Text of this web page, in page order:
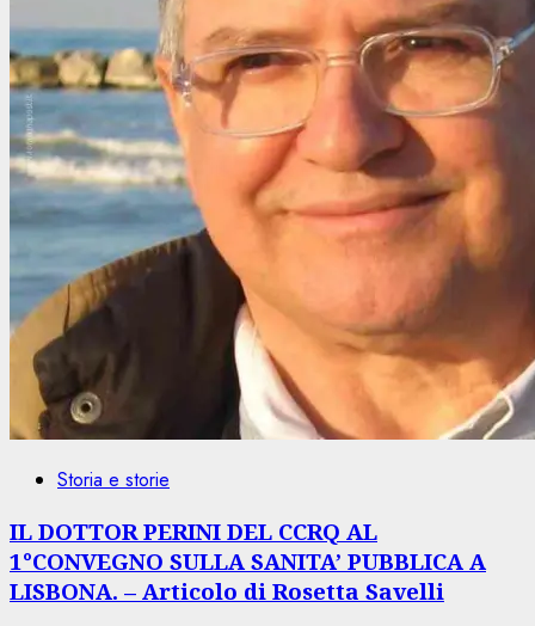
Storia e storie
IL DOTTOR PERINI DEL CCRQ AL
1°CONVEGNO SULLA SANITA’ PUBBLICA A
LISBONA. – Articolo di Rosetta Savelli